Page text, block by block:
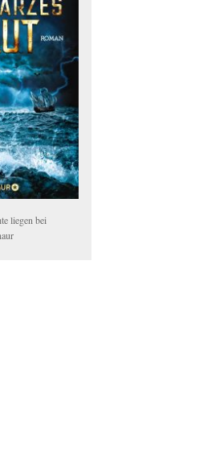
liegen bei